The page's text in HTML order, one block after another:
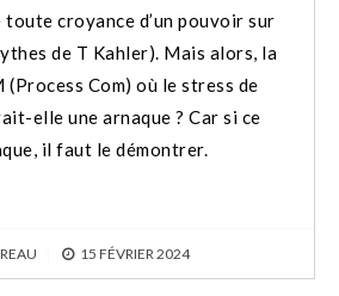
croyance d’un pouvoir sur
de T Kahler). Mais alors, la
(Process Com) où le stress de
elle une arnaque ? Car si ce
il faut le démontrer.
15 FÉVRIER 2024